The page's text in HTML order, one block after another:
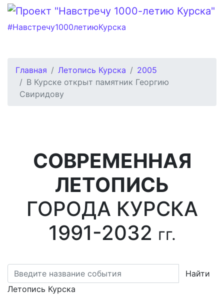
#Навстречу1000летиюКурска
Главная Летопись Курска
2005
В Курске открыт памятник Георгию
Свиридову
СОВРЕМЕННАЯ
ЛЕТОПИСЬ
ГОРОДА КУРСКА
1991-2032 гг.
Найти
Летопись Курска